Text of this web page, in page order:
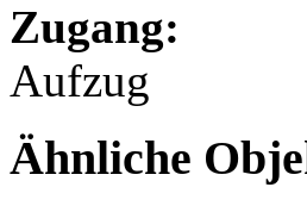
Zugang:
Aufzug
Ähnliche